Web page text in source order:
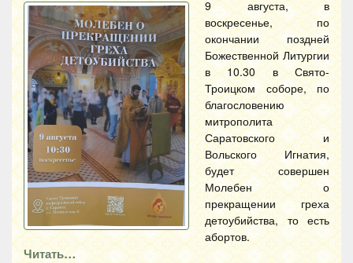
9 августа, в
воскресенье, по
окончании поздней
Божественной Литургии
в 10.30 в Свято-
Троицком соборе, по
благословению
митрополита
Саратовского и
Вольского Игнатия,
будет совершен
Молебен о
прекращении греха
детоубийства, то есть
абортов.
Читать…